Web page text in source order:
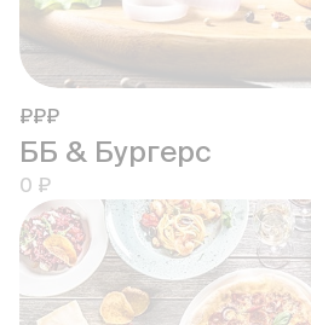
₽₽₽
ББ & Бургерс
0 ₽